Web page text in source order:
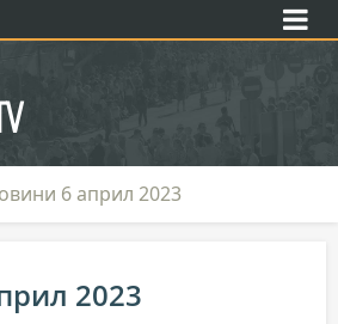
6 април 2023
2023